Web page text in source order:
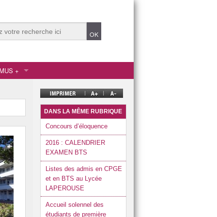
Relation Client
+
secondaire
supérieur
DANS LA MÊME RUBRIQUE
Concours d’éloquence
2016 : CALENDRIER
EXAMEN BTS
Listes des admis en CPGE
et en BTS au Lycée
LAPEROUSE
Accueil solennel des
étudiants de première